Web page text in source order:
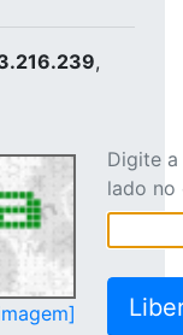
,
Digite
lado no